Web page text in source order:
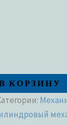
КОРЗИНУ